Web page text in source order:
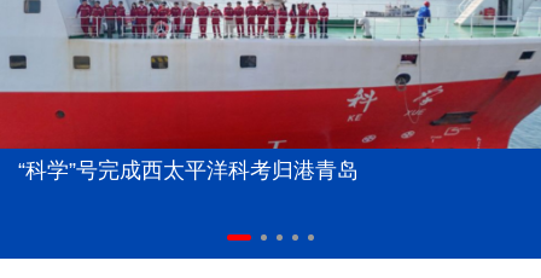
“科学”号完成西太平洋科考归港青岛